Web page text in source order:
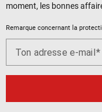
moment, les bonnes
Remarque concernant la
Ton adresse e-mail